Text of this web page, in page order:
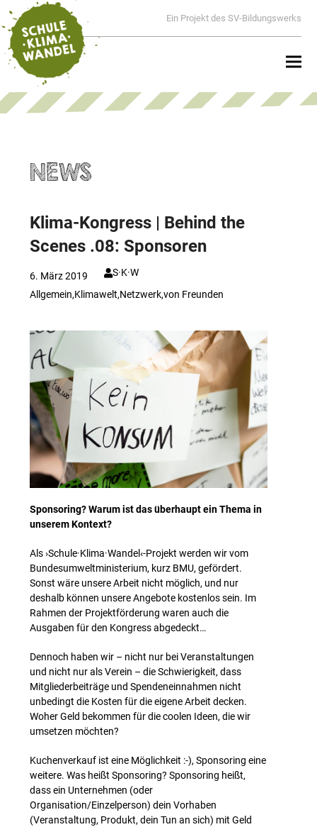
Ein Projekt des SV-Bildungswerks
NEWS
Klima-Kongress | Behind the
Scenes .08: Sponsoren
6. März 2019
S·K·W
Allgemein,Klimawelt,Netzwerk,von Freunden
Sponsoring? Warum ist das überhaupt ein Thema in
unserem Kontext?
Als ›Schule·Klima·Wandel‹-Projekt werden wir vom
Bundesumweltministerium, kurz BMU, gefördert.
Sonst wäre unsere Arbeit nicht möglich, und nur
deshalb können unsere Angebote kostenlos sein. Im
Rahmen der Projektförderung waren auch die
Ausgaben für den Kongress abgedeckt…
Dennoch haben wir – nicht nur bei Veranstaltungen
und nicht nur als Verein – die Schwierigkeit, dass
Mitgliederbeiträge und Spendeneinnahmen nicht
unbedingt die Kosten für die eigene Arbeit decken.
Woher Geld bekommen für die coolen Ideen, die wir
umsetzen möchten?
Kuchenverkauf ist eine Möglichkeit :-), Sponsoring eine
weitere. Was heißt Sponsoring? Sponsoring heißt,
dass ein Unternehmen (oder
Organisation/Einzelperson) dein Vorhaben
(Veranstaltung, Produkt, dein Tun an sich) mit Geld